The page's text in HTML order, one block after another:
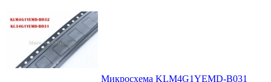
Микросхема KLM4G1YEMD-B031